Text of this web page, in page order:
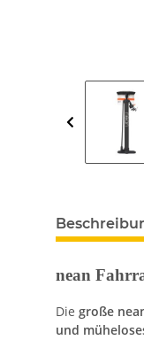
weitere
nean
Die große
und